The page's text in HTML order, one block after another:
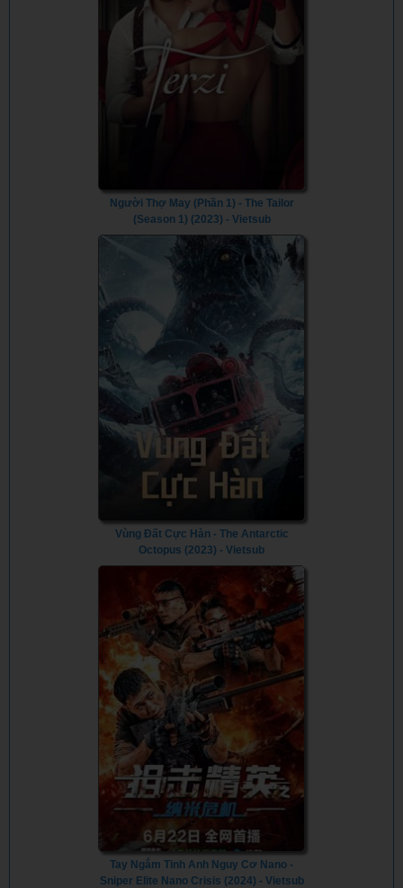
Người Thợ May (Phần 1) - The Tailor
(Season 1) (2023) - Vietsub
Vùng Đất Cực Hàn - The Antarctic
Octopus (2023) - Vietsub
Tay Ngắm Tinh Anh Nguy Cơ Nano -
Sniper Elite Nano Crisis (2024) - Vietsub